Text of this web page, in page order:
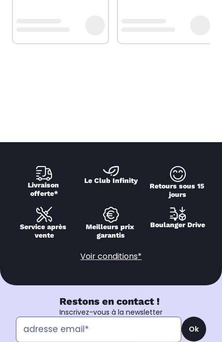
Livraison
offerte*
Le Club Infinity
Retours sous 15
jours
Service après
vente
Meilleurs prix
garantis
Boulanger Drive
Voir conditions*
Restons en contact !
Inscrivez-vous à la newsletter
Ok